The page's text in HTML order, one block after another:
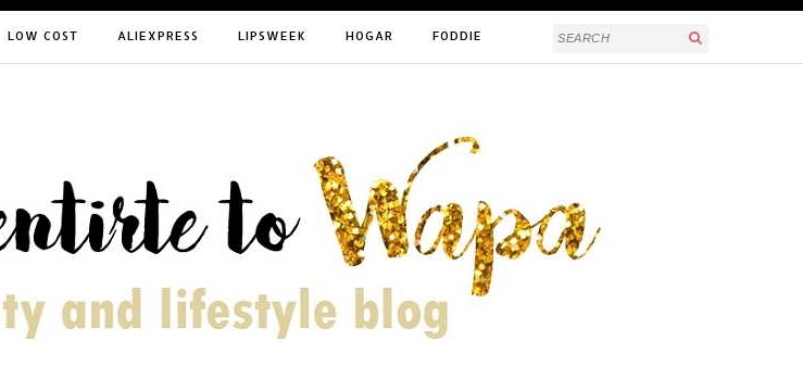
LOW COST ALIEXPRESS LIPSWEEK HOGAR FODDIE